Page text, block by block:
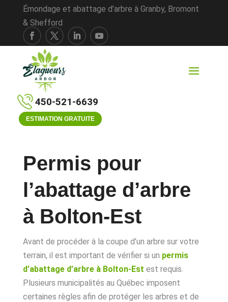
Émondage et abattage d’arbre à Granby, Bromont
& Shefford
450-521-6639
ESTIMATION GRATUITE
Permis pour
l’abattage d’arbre
à Bolton-Est
Avant de procéder à la coupe d’un arbre sur votre
terrain, il est important de vérifier si un permis
d’abattage d’arbre à Bolton-Est est requis.
Plusieurs municipalités au Québec imposent
certaines règles afin de protéger les arbres et de